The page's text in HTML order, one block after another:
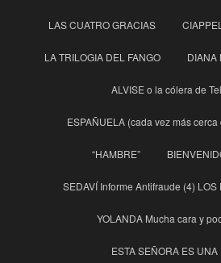
LAS CUATRO GRACIAS
LA TRILOGIA DEL FANGO DIANA
ALVISE o la cólera de
ESPAÑUELA (cada vez más
“HAMBRE”
SEDAVÍ Informe Antifraude (4) LOS
YOLANDA Mucha cara y
ESTA SEÑORA ES UNA